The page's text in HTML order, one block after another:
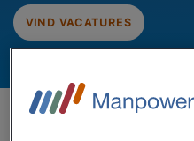
VIND VACATURES